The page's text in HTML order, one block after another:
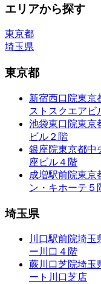
エリアから探す
東京都
埼玉県
東京都
新宿西口院東京
ストスクエアビ
池袋東口院東京
ビル２階
銀座院東京都中
座ビル４階
成増駅前院東京
ン・キホーテ５
埼玉県
川口駅前院埼玉
ー川口４階
蕨川口芝院埼玉
ート川口芝店